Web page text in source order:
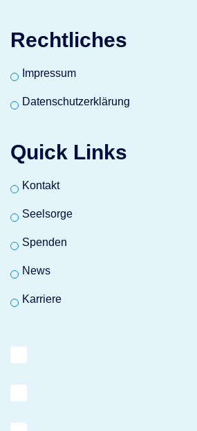
Rechtliches
Impressum
Datenschutzerklärung
Quick Links
Kontakt
Seelsorge
Spenden
News
Karriere